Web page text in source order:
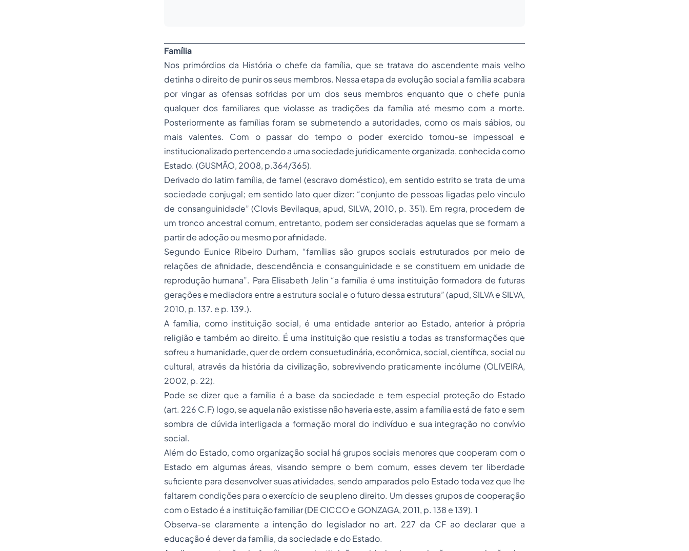
Família
Nos primórdios da História o chefe da família, que se tratava do ascendente mais velho
detinha o direito de punir os seus membros. Nessa etapa da evolução social a família acabara
por vingar as ofensas sofridas por um dos seus membros enquanto que o chefe punia
qualquer dos familiares que violasse as tradições da família até mesmo com a morte.
Posteriormente as famílias foram se submetendo a autoridades, como os mais sábios, ou
mais valentes. Com o passar do tempo o poder exercido tornou-se impessoal e
institucionalizado pertencendo a uma sociedade juridicamente organizada, conhecida como
Estado. (GUSMÃO, 2008, p.364/365).
Derivado do latim família, de famel (escravo doméstico), em sentido estrito se trata de uma
sociedade conjugal; em sentido lato quer dizer: “conjunto de pessoas ligadas pelo vinculo
de consanguinidade” (Clovis Bevilaqua, apud, SILVA, 2010, p. 351). Em regra, procedem de
um tronco ancestral comum, entretanto, podem ser consideradas aquelas que se formam a
partir de adoção ou mesmo por afinidade.
Segundo Eunice Ribeiro Durham, “famílias são grupos sociais estruturados por meio de
relações de afinidade, descendência e consanguinidade e se constituem em unidade de
reprodução humana”. Para Elisabeth Jelin “a família é uma instituição formadora de futuras
gerações e mediadora entre a estrutura social e o futuro dessa estrutura” (apud, SILVA e SILVA,
2010, p. 137. e p. 139.).
A família, como instituição social, é uma entidade anterior ao Estado, anterior à própria
religião e também ao direito. É uma instituição que resistiu a todas as transformações que
sofreu a humanidade, quer de ordem consuetudinária, econômica, social, científica, social ou
cultural, através da história da civilização, sobrevivendo praticamente incólume (OLIVEIRA,
2002, p. 22).
Pode se dizer que a família é a base da sociedade e tem especial proteção do Estado
(art. 226 C.F) logo, se aquela não existisse não haveria este, assim a família está de fato e sem
sombra de dúvida interligada a formação moral do indivíduo e sua integração no convívio
social.
Além do Estado, como organização social há grupos sociais menores que cooperam com o
Estado em algumas áreas, visando sempre o bem comum, esses devem ter liberdade
suficiente para desenvolver suas atividades, sendo amparados pelo Estado toda vez que lhe
faltarem condições para o exercício de seu pleno direito. Um desses grupos de cooperação
com o Estado é a instituição familiar (DE CICCO e GONZAGA, 2011, p. 138 e 139). 1
Observa-se claramente a intenção do legislador no art. 227 da CF ao declarar que a
educação é dever da família, da sociedade e do Estado.